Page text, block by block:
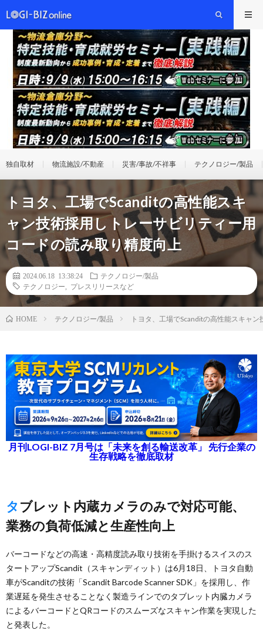
独自取材 物流施設/不動産 災害/事故/不祥事 テクノロジー/製品
トヨタ、工場でScanditの高性能スキ
ャン技術採用しトレーサビリティー用
コードの読み取り精度向上
2024.06.18 13:38:24
テクノロジー/製品
テクノロジー
プレスリリースなど
HOME テクノロジー/製品 トヨタ、工場でScanditの高性能スキャ
月刊LOGI-BIZ 7月号は「未来を創る輸送改革」 先行企業の
生存戦略を徹底取材
タブレット内蔵カメラのみで対応可能、
業務の負荷低減と生産性向上
バーコードなどの高速・高精度読み取り技術を手掛けるスイスのス
タートアップScandit（スキャンディット）は6月18日、トヨタ自動
車がScanditの技術「Scandit Barcode Scanner SDK」を採用し、作
業遅延を発生させることなく製造ラインでのタブレット内臓カメラ
によるバーコードとQRコードのスムーズなスキャン作業を実現した
と発表した。